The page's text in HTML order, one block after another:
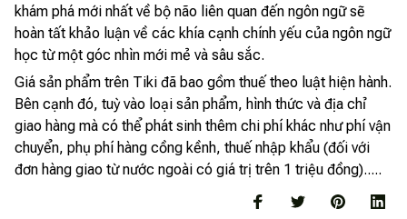
khám phá mới nhất về bộ não liên quan đến ngôn ngữ sẽ
hoàn tất khảo luận về các khía cạnh chính yếu của ngôn ngữ
học từ một góc nhìn mới mẻ và sâu sắc.
Giá sản phẩm trên Tiki đã bao gồm thuế theo luật hiện hành.
Bên cạnh đó, tuỳ vào loại sản phẩm, hình thức và địa chỉ
giao hàng mà có thể phát sinh thêm chi phí khác như phí vận
chuyển, phụ phí hàng cồng kềnh, thuế nhập khẩu (đối với
đơn hàng giao từ nước ngoài có giá trị trên 1 triệu đồng).....